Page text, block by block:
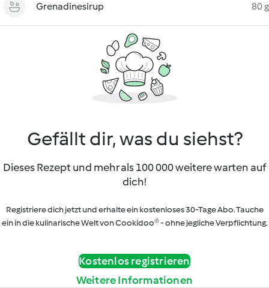
Grenadinesirup 80 g
Gefällt dir, was du siehst?
Dieses Rezept und mehr als 100 000 weitere warten auf
dich!
Registriere dich jetzt und erhalte ein kostenloses 30-Tage Abo. Tauche
ein in die kulinarische Welt von Cookidoo® - ohne jegliche Verpflichtung.
Kostenlos registrieren
Weitere Informationen